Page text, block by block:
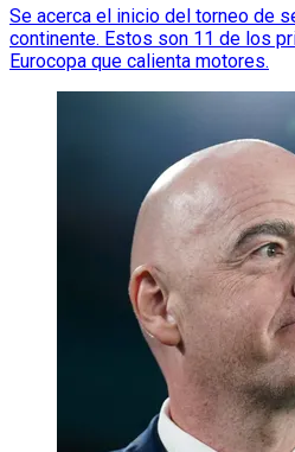
Se acerca el inicio del torneo de
continente. Estos son 11 de los
Eurocopa que calienta motores.